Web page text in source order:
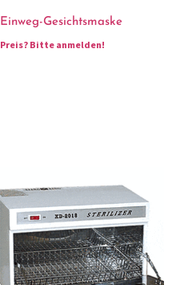
Einweg-Gesichtsmaske
Preis? Bitte anmelden!